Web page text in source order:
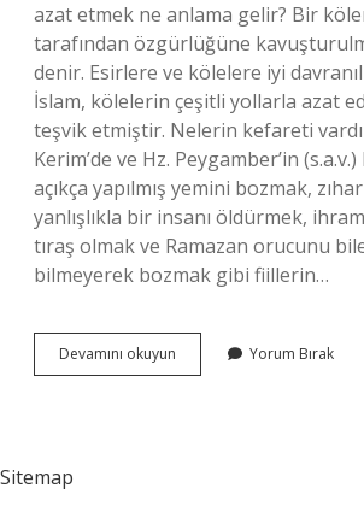
azat etmek ne anlama gelir? Bir
tarafından özgürlüğüne
denir. Esirlere ve kölelere iyi
İslam, kölelerin çeşitli yollarla azat
teşvik etmiştir. Nelerin kefareti
Kerim’de ve Hz. Peygamber’in
açıkça yapılmış yemini bozmak,
yanlışlıkla bir insanı öldürmek,
tıraş olmak ve Ramazan orucunu
bilmeyerek bozmak gibi fiillerin…
Devamını okuyun
Azad
Yorum Bırak
Sitemap